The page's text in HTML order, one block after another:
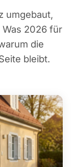
umgebaut,
2026 für
die
bleibt.